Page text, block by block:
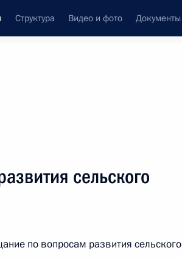
Структура Видео и фото Документы
на заседании Международного
сельского
по вопросам развития сельского